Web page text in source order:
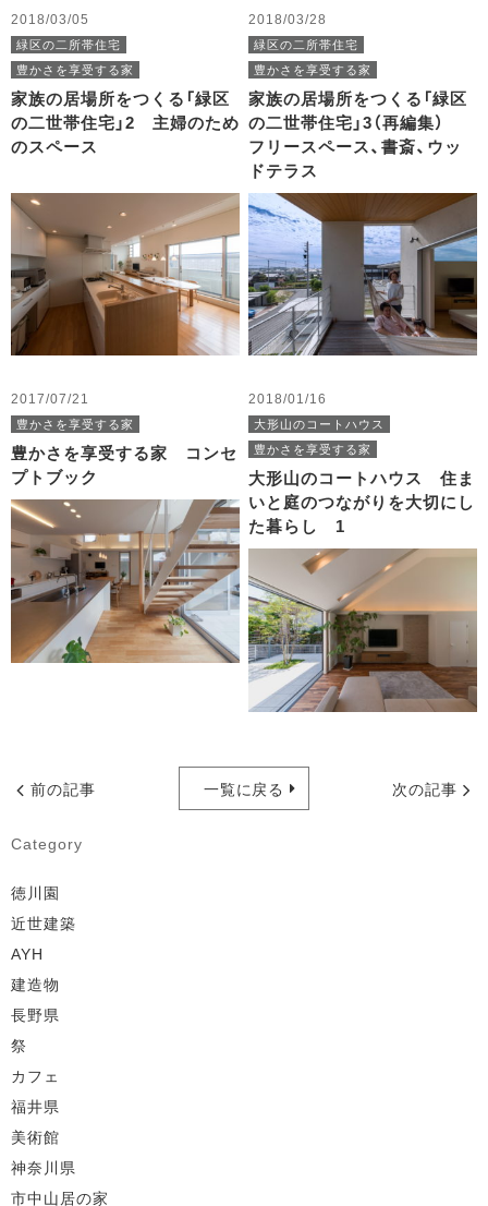
2018/03/05
緑区の二所帯住宅
豊かさを享受する家
家族の居場所をつくる「緑区
の二世帯住宅」2 主婦のため
のスペース
2018/03/28
緑区の二所帯住宅
豊かさを享受する家
家族の居場所をつくる「緑区
の二世帯住宅」3（再編集）
フリースペース、書斎、ウッ
ドテラス
2017/07/21
豊かさを享受する家
豊かさを享受する家 コンセ
プトブック
2018/01/16
大形山のコートハウス
豊かさを享受する家
大形山のコートハウス 住ま
いと庭のつながりを大切にし
た暮らし 1
前の記事 一覧に戻る 次の記事
Category
徳川園
近世建築
AYH
建造物
長野県
祭
カフェ
福井県
美術館
神奈川県
市中山居の家